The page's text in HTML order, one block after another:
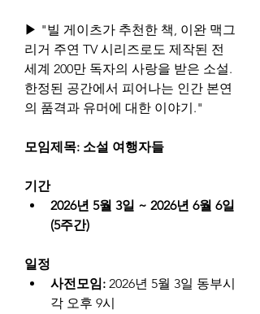
▶ "빌 게이츠가 추천한 책, 이완 맥그
리거 주연 TV 시리즈로도 제작된 전
세계 200만 독자의 사랑을 받은 소설.
한정된 공간에서 피어나는 인간 본연
의 품격과 유머에 대한 이야기."
모임제목: 소설 여행자들
기간
2026년 5월 3일 ~ 2026년 6월 6일
(5주간)
일정
사전모임: 2026년 5월 3일 동부시
각 오후 9시